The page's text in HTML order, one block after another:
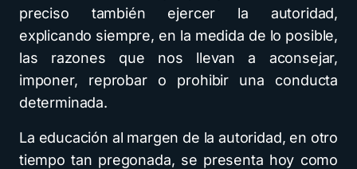
preciso también ejercer la autoridad,
explicando siempre, en la medida de lo posible,
las razones que nos llevan a aconsejar,
imponer, reprobar o prohibir una conducta
determinada.
La educación al margen de la autoridad, en otro
tiempo tan pregonada, se presenta hoy como